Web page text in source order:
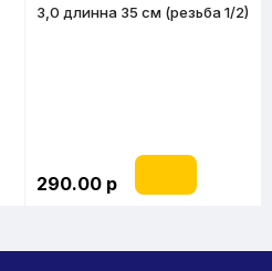
3,0 длинна 35 см (резьба 1/2)
290.00 р